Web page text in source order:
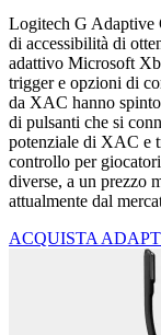
Logitech G Adaptive
di accessibilità di
adattivo Microsoft
trigger e opzioni di
da XAC hanno
di pulsanti che si
potenziale di XAC e
controllo per
diverse, a un prezzo
attualmente dal
ACQUISTA